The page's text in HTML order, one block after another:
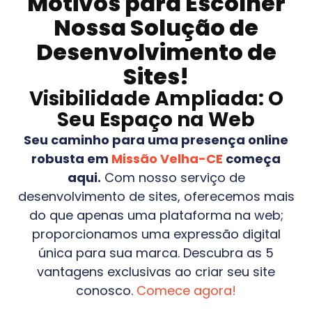
Nossa Solução de
Desenvolvimento de
Sites!
Visibilidade Ampliada: O
Seu Espaço na Web
Seu caminho para uma presença online
robusta em Missão Velha-CE começa
aqui. Com nosso serviço de
desenvolvimento de sites, oferecemos mais
do que apenas uma plataforma na web;
proporcionamos uma expressão digital
única para sua marca. Descubra as 5
vantagens exclusivas ao criar seu site
conosco. Comece agora!